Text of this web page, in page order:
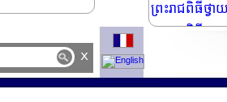
ព្រះរាជពិធីថ្វ
ព្រះរាជពិធីស្ត
ព្រះរាជពិធីដង្
x